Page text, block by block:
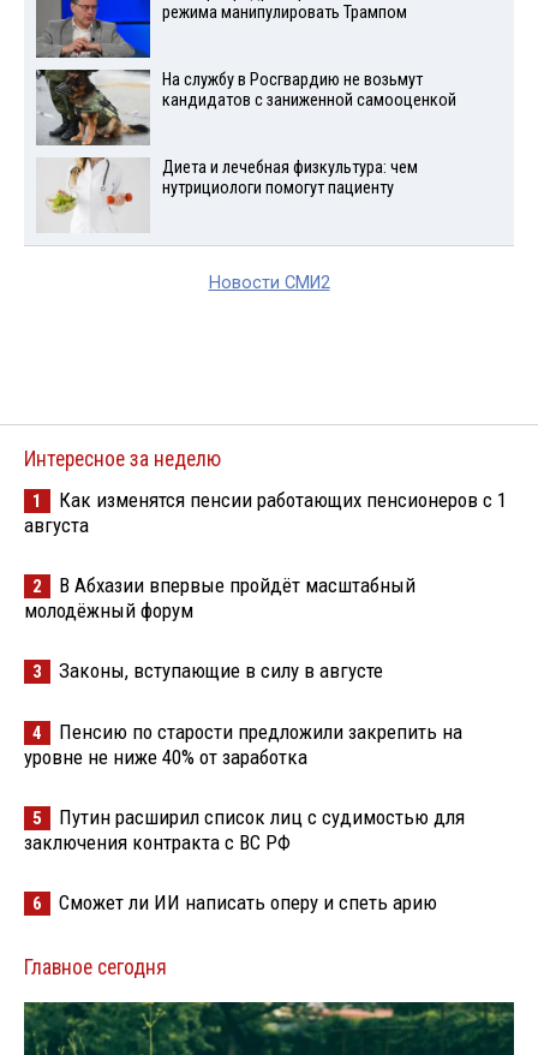
режима манипулировать Трампом
На службу в Росгвардию не возьмут
кандидатов с заниженной самооценкой
Диета и лечебная физкультура: чем
нутрициологи помогут пациенту
Новости СМИ2
Интересное за неделю
1
Как изменятся пенсии работающих пенсионеров с 1
августа
2
В Абхазии впервые пройдёт масштабный
молодёжный форум
3 Законы, вступающие в силу в августе
4
Пенсию по старости предложили закрепить на
уровне не ниже 40% от заработка
5
Путин расширил список лиц с судимостью для
заключения контракта с ВС РФ
6 Сможет ли ИИ написать оперу и спеть арию
Главное сегодня